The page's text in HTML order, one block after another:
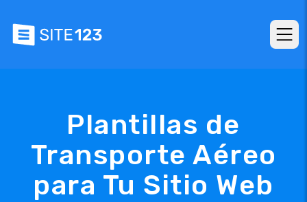
Plantillas de
Transporte Aéreo
para Tu Sitio Web